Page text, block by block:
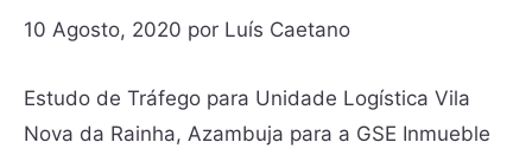
10 Agosto, 2020 por Luís Caetano
Estudo de Tráfego para Unidade Logística Vila
Nova da Rainha, Azambuja para a GSE Inmueble